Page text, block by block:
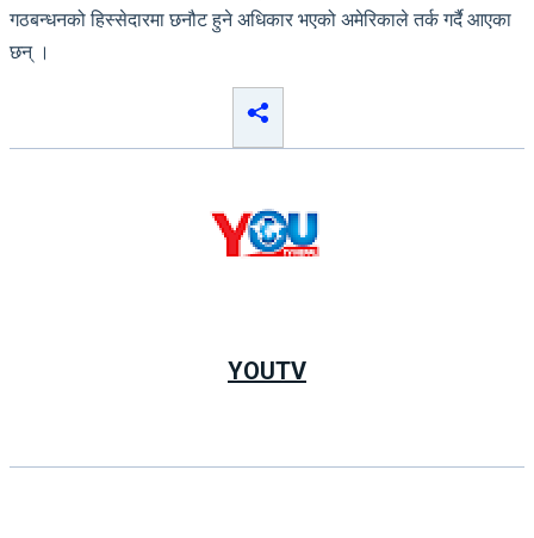
गठबन्धनको हिस्सेदारमा छनौट हुने अधिकार भएको अमेरिकाले तर्क गर्दै आएका
छन् ।
YOUTV